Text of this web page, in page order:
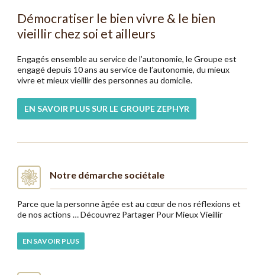
Démocratiser le bien vivre & le bien
vieillir chez soi et ailleurs
Engagés ensemble au service de l’autonomie, le Groupe est
engagé depuis 10 ans au service de l’autonomie, du mieux
vivre et mieux vieillir des personnes au domicile.
EN SAVOIR PLUS SUR LE GROUPE ZEPHYR
Notre démarche sociétale
Parce que la personne âgée est au cœur de nos réflexions et
de nos actions … Découvrez Partager Pour Mieux Vieillir
EN SAVOIR PLUS